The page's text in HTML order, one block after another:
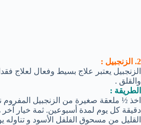
2. الزنجبيل :
الزنجبيل يعتبر علاج بسيط وفعال لعلاج
والقلق .
الطريقة :
دقيقة كل يوم لمدة أسبوعين. ثمة خيار
القليل من مسحوق الفلفل الأسود و